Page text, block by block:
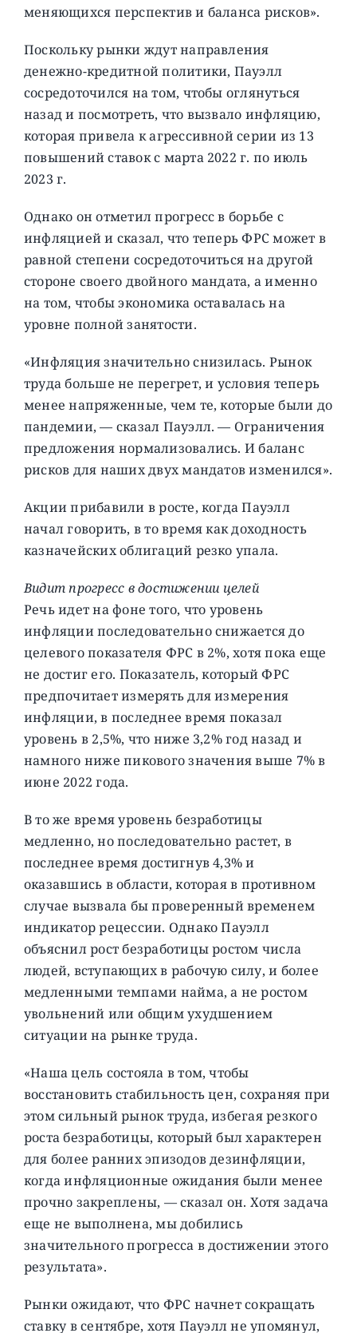
меняющихся перспектив и баланса рисков».
Поскольку рынки ждут направления
денежно-кредитной политики, Пауэлл
сосредоточился на том, чтобы оглянуться
назад и посмотреть, что вызвало инфляцию,
которая привела к агрессивной серии из 13
повышений ставок с марта 2022 г. по июль
2023 г.
Однако он отметил прогресс в борьбе с
инфляцией и сказал, что теперь ФРС может в
равной степени сосредоточиться на другой
стороне своего двойного мандата, а именно
на том, чтобы экономика оставалась на
уровне полной занятости.
«Инфляция значительно снизилась. Рынок
труда больше не перегрет, и условия теперь
менее напряженные, чем те, которые были до
пандемии, — сказал Пауэлл. — Ограничения
предложения нормализовались. И баланс
рисков для наших двух мандатов изменился».
Акции прибавили в росте, когда Пауэлл
начал говорить, в то время как доходность
казначейских облигаций резко упала.
Видит прогресс в достижении целей
Речь идет на фоне того, что уровень
инфляции последовательно снижается до
целевого показателя ФРС в 2%, хотя пока еще
не достиг его. Показатель, который ФРС
предпочитает измерять для измерения
инфляции, в последнее время показал
уровень в 2,5%, что ниже 3,2% год назад и
намного ниже пикового значения выше 7% в
июне 2022 года.
В то же время уровень безработицы
медленно, но последовательно растет, в
последнее время достигнув 4,3% и
оказавшись в области, которая в противном
случае вызвала бы проверенный временем
индикатор рецессии. Однако Пауэлл
объяснил рост безработицы ростом числа
людей, вступающих в рабочую силу, и более
медленными темпами найма, а не ростом
увольнений или общим ухудшением
ситуации на рынке труда.
«Наша цель состояла в том, чтобы
восстановить стабильность цен, сохраняя при
этом сильный рынок труда, избегая резкого
роста безработицы, который был характерен
для более ранних эпизодов дезинфляции,
когда инфляционные ожидания были менее
прочно закреплены, — сказал он. Хотя задача
еще не выполнена, мы добились
значительного прогресса в достижении этого
результата».
Рынки ожидают, что ФРС начнет сокращать
ставку в сентябре, хотя Пауэлл не упомянул,